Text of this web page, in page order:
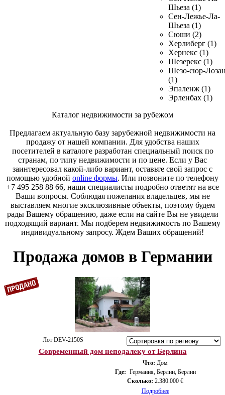
Шьеза (1)
Сен-Лежье-Ла-
Шьеза (1)
Сюши (2)
Херлиберг (1)
Хернекс (1)
Шезерекс (1)
Шезо-сюр-
(1)
Эпаленж (1)
Эрленбах (1)
Каталог недвижимости за рубежом
Предлагаем актуальную базу зарубежной недвижимости на
продажу от нашей компании. Для удобства наших
посетителей в каталоге разработан специальный поиск по
странам, по типу недвижимости и по цене. Если у Вас
заинтересовал какой-либо вариант, оставьте свой запрос с
помощью удобной online формы. Или позвоните по телефону
+7 495 258 88 66, наши специалисты подробно ответят на все
Ваши вопросы. Соблюдая пожелания владельцев, мы не
выставляем многие эксклюзивные объекты, поэтому будем
рады Вашему обращению, даже если на сайте Вы не увидели
подходящий вариант. Мы подберем недвижимость по Вашему
индивидуальному запросу. Ждем Ваших обращений!
Продажа домов в Германии
Лот DEV-2150S
Современный дом неподалеку от Берлина
Что: Дом
Где: Германия, Берлин, Берлин
Сколько: 2.380.000 €
Подробнее